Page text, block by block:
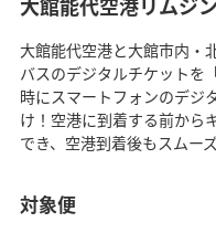
大館能代空港と大館市内・
バスのデジタルチケットを
時にスマートフォンのデジ
け！空港に到着する前から
でき、空港到着後もスムー
対象便